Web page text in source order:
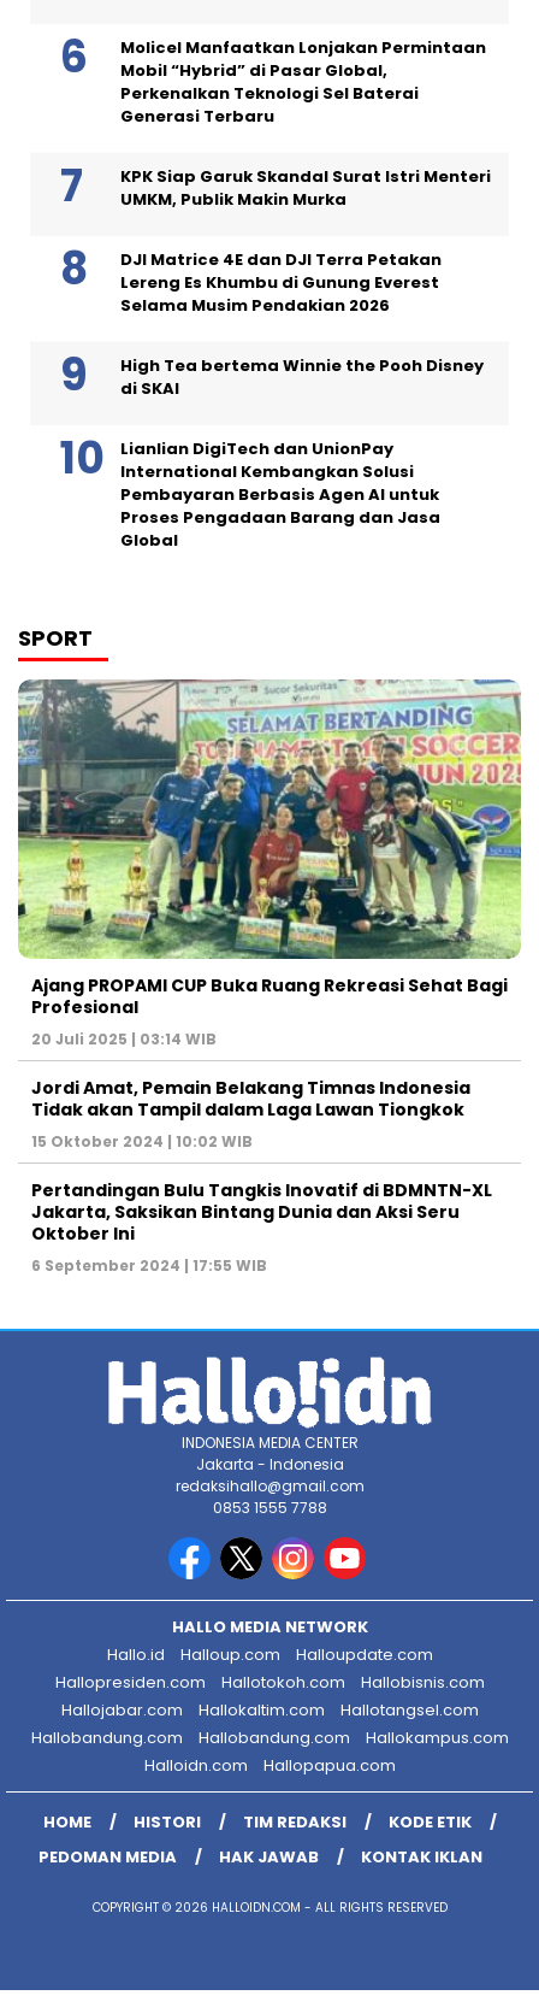
Molicel Manfaatkan Lonjakan Permintaan
Mobil “Hybrid” di Pasar Global,
Perkenalkan Teknologi Sel Baterai
Generasi Terbaru
KPK Siap Garuk Skandal Surat Istri Menteri
UMKM, Publik Makin Murka
DJI Matrice 4E dan DJI Terra Petakan
Lereng Es Khumbu di Gunung Everest
Selama Musim Pendakian 2026
High Tea bertema Winnie the Pooh Disney
di SKAI
Lianlian DigiTech dan UnionPay
International Kembangkan Solusi
Pembayaran Berbasis Agen AI untuk
Proses Pengadaan Barang dan Jasa
Global
SPORT
Ajang PROPAMI CUP Buka Ruang Rekreasi Sehat Bagi
Profesional
20 Juli 2025 | 03:14 WIB
Jordi Amat, Pemain Belakang Timnas Indonesia
Tidak akan Tampil dalam Laga Lawan Tiongkok
15 Oktober 2024 | 10:02 WIB
Pertandingan Bulu Tangkis Inovatif di BDMNTN-XL
Jakarta, Saksikan Bintang Dunia dan Aksi Seru
Oktober Ini
6 September 2024 | 17:55 WIB
INDONESIA MEDIA CENTER
Jakarta - Indonesia
redaksihallo@gmail.com
0853 1555 7788
HALLO MEDIA NETWORK
Hallo.id
Halloup.com
Halloupdate.com
Hallopresiden.com
Hallotokoh.com
Hallobisnis.com
Hallojabar.com
Hallokaltim.com
Hallotangsel.com
Hallobandung.com
Hallobandung.com
Hallokampus.com
Halloidn.com
Hallopapua.com
HOME HISTORI TIM REDAKSI
KODE ETIK
PEDOMAN MEDIA
HAK JAWAB KONTAK IKLAN
COPYRIGHT © 2026 HALLOIDN.COM - ALL RIGHTS RESERVED